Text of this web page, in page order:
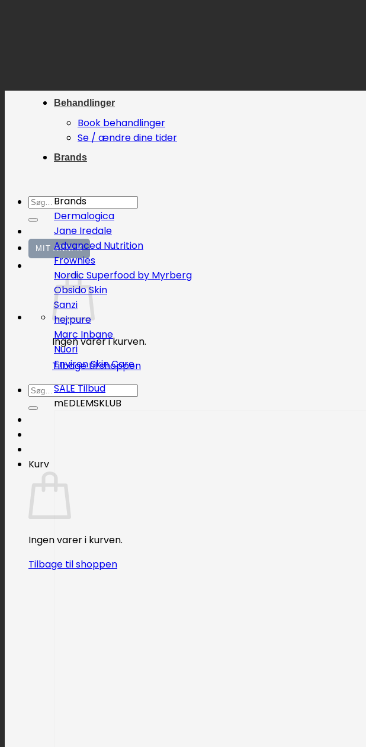
Søg
efter:
MIT ANNI.K
Ingen varer i kurven.
Tilbage til shoppen
Søg
efter:
Kurv
Ingen varer i kurven.
Tilbage til shoppen
Behandlinger
Book behandlinger
Se / ændre dine tider
Brands
Brands
Dermalogica
Jane Iredale
Advanced Nutrition
Frownies
Nordic Superfood by Myrberg
Obsido Skin
Sanzi
hej:pure
Marc Inbane
Nuori
Environ Skin Care
SALE
mEDLEMSKLUB